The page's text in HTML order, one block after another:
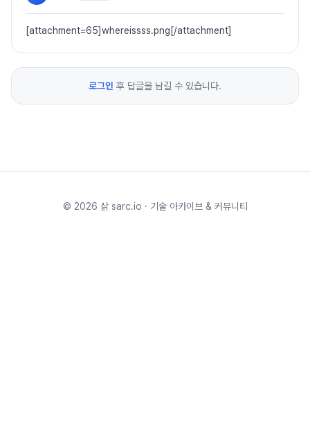
[attachment=65]whereissss.png[/attachment]
로그인 후 답글을 남길 수 있습니다.
© 2026 삵 sarc.io · 기술 아카이브 & 커뮤니티